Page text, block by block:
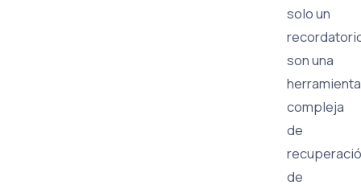
solo un
son una
herramienta
compleja
de
de